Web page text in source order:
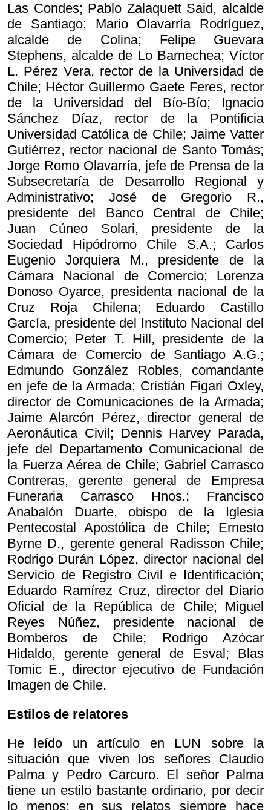
Las Condes; Pablo Zalaquett Said, alcalde
de Santiago; Mario Olavarría Rodríguez,
alcalde de Colina; Felipe Guevara
Stephens, alcalde de Lo Barnechea; Víctor
L. Pérez Vera, rector de la Universidad de
Chile; Héctor Guillermo Gaete Feres, rector
de la Universidad del Bío-Bío; Ignacio
Sánchez Díaz, rector de la Pontificia
Universidad Católica de Chile; Jaime Vatter
Gutiérrez, rector nacional de Santo Tomás;
Jorge Romo Olavarría, jefe de Prensa de la
Subsecretaría de Desarrollo Regional y
Administrativo; José de Gregorio R.,
presidente del Banco Central de Chile;
Juan Cúneo Solari, presidente de la
Sociedad Hipódromo Chile S.A.; Carlos
Eugenio Jorquiera M., presidente de la
Cámara Nacional de Comercio; Lorenza
Donoso Oyarce, presidenta nacional de la
Cruz Roja Chilena; Eduardo Castillo
García, presidente del Instituto Nacional del
Comercio; Peter T. Hill, presidente de la
Cámara de Comercio de Santiago A.G.;
Edmundo González Robles, comandante
en jefe de la Armada; Cristián Figari Oxley,
director de Comunicaciones de la Armada;
Jaime Alarcón Pérez, director general de
Aeronáutica Civil; Dennis Harvey Parada,
jefe del Departamento Comunicacional de
la Fuerza Aérea de Chile; Gabriel Carrasco
Contreras, gerente general de Empresa
Funeraria Carrasco Hnos.; Francisco
Anabalón Duarte, obispo de la Iglesia
Pentecostal Apostólica de Chile; Ernesto
Byrne D., gerente general Radisson Chile;
Rodrigo Durán López, director nacional del
Servicio de Registro Civil e Identificación;
Eduardo Ramírez Cruz, director del Diario
Oficial de la República de Chile; Miguel
Reyes Núñez, presidente nacional de
Bomberos de Chile; Rodrigo Azócar
Hidaldo, gerente general de Esval; Blas
Tomic E., director ejecutivo de Fundación
Imagen de Chile.
Estilos de relatores
He leído un artículo en LUN sobre la
situación que viven los señores Claudio
Palma y Pedro Carcuro. El señor Palma
tiene un estilo bastante ordinario, por decir
lo menos; en sus relatos siempre hace